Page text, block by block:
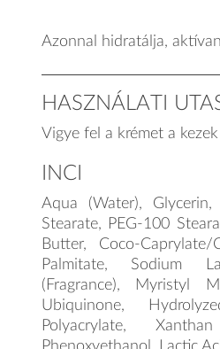
Azonnal hidratálja,
HASZNÁLATI
Vigye fel a krémet a
INCI
Aqua (Water), Glycerin,
Stearate, PEG-100
Butter, Coco-
Palmitate, Sodium
(Fragrance), Myristyl
Ubiquinone,
Polyacrylate,